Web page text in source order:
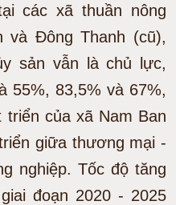
các xã thuần nông
và Đông Thanh (cũ),
sản vẫn là chủ lực,
55%, 83,5% và 67%,
của xã Nam Ban
giữa thương mại -
nghiệp. Tốc độ tăng
đoạn 2020 - 2025